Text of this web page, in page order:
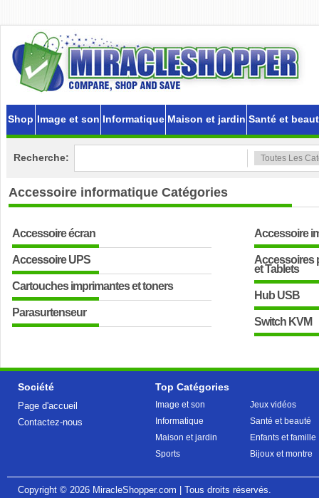
Shop Image et son Informatique Maison et jardin Santé et
Recherche:
Accessoire informatique Catégories
Accessoire écran
Accessoire UPS
Cartouches imprimantes et toners
Parasurtenseur
Accessoire
Accessoires
et Tablets
Hub USB
Switch KVM
Société
Page d'accueil
Contactez-nous
Top Catégories
Image et son
Informatique
Maison et jardin
Sports
Jeux vidéos
Santé et beauté
Enfants et famille
Bijoux et montre
Copyright © 2026 MiracleShopper.com | Tous droits réservés.